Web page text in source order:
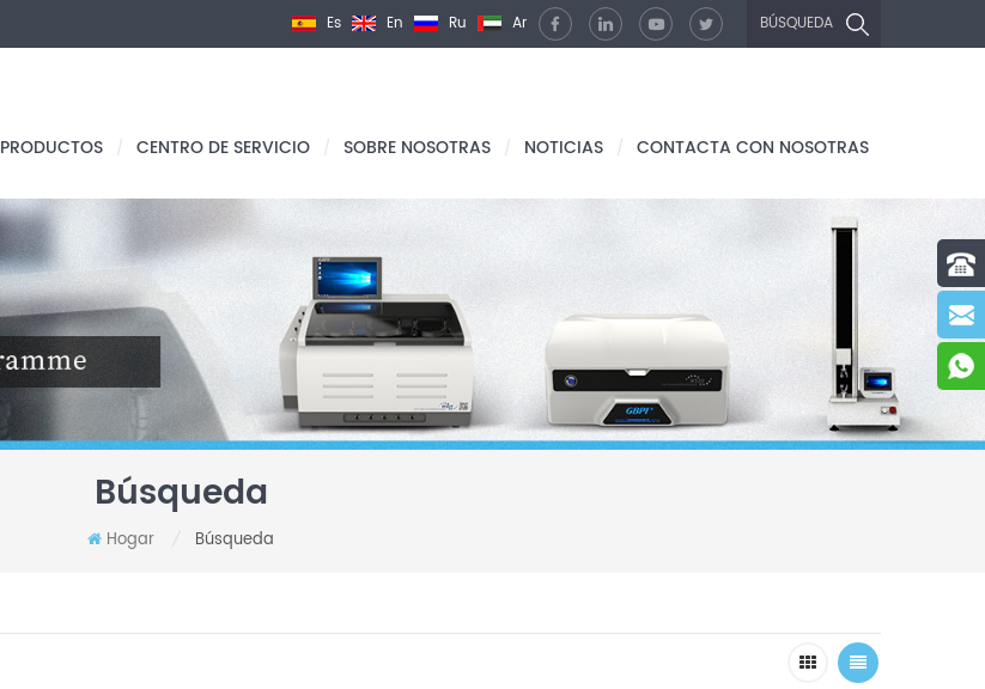
BÚSQUEDA
Es En Ru Ar
PRODUCTOS / CENTRO DE SERVICIO / SOBRE NOSOTRAS / NOTICIAS / CONTACTA CON NOSOTRAS
Búsqueda
Hogar Búsqueda